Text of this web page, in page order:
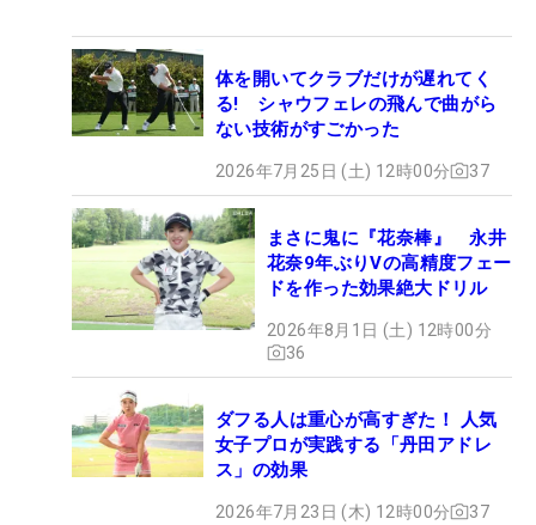
体を開いてクラブだけが遅れてく
る! シャウフェレの飛んで曲がら
ない技術がすごかった
2026年7月25日 (土) 12時00分 37
まさに鬼に『花奈棒』 永井
花奈9年ぶりVの高精度フェー
ドを作った効果絶大ドリル
2026年8月1日 (土) 12時00分
36
ダフる人は重心が高すぎた！ 人気
女子プロが実践する「丹田アドレ
ス」の効果
2026年7月23日 (木) 12時00分 37